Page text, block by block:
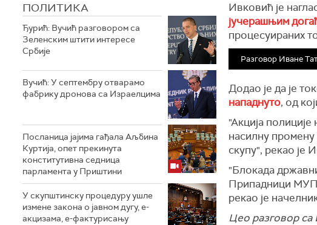
ПОЛИТИКА
Ђурић: Вучић разговором са
Зеленским штити интересе
Србије
Вучић: У септембру отварамо
фабрику дронова са Израелцима
Посланица јајима гађала Аљбина
Куртија, опет прекинута
конститутивна седница
парламента у Приштини
У скупштинску процедуру ушле
измене закона о јавном дугу, е-
акцизама, е-фактурисању
Ивковић је
јучерашњим
процесуираних
Разговор Иване
Додао је да је
нападнуто, од
"Акција
насилну
скупу", рекао је
"Блокада
Припадници МУП-
рекао је
Цео разговор